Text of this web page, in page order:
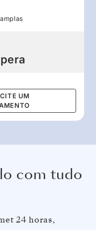
UM
com tudo
24 horas,